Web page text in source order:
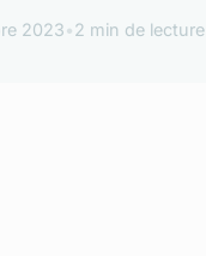
2023•2 min de lecture